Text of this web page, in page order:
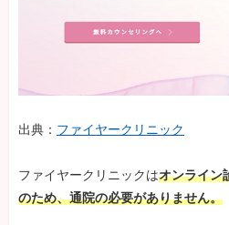
出典： ファイヤークリニック
ファイヤークリニックはオンライン
のため、通院の必要がありません。